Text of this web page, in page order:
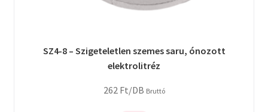
SZ4-8 – Szigeteletlen szemes saru, ónozott
elektrolitréz
262 Ft/DB Bruttó